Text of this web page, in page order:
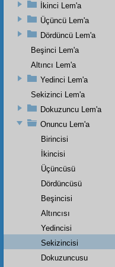
İkinci Lem'a
Üçüncü Lem'a
Dördüncü Lem'a
Beşinci Lem'a
Altıncı Lem'a
Yedinci Lem'a
Sekizinci Lem'a
Dokuzuncu Lem'a
Onuncu Lem'a
Birincisi
İkincisi
Üçüncüsü
Dördüncüsü
Beşincisi
Altıncısı
Yedincisi
Sekizincisi
Dokuzuncusu